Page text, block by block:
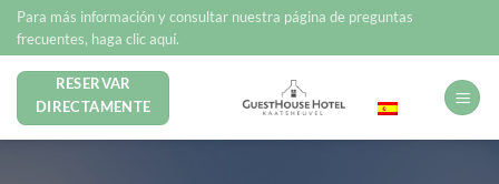
Saltar
contenido
Para más información y consultar nuestra página de preguntas
frecuentes, haga clic aquí.
RESERVAR
DIRECTAMENTE